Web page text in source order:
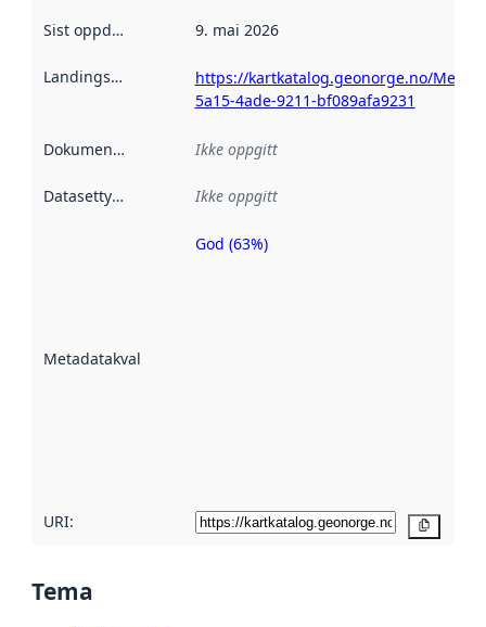
Sist oppdatert 9. mai 2026
Landingsside
https://kartkatalog.geonorge.no/
5a15-4ade-9211-bf089afa9231
Dokumentasjon Ikke oppgitt
Datasettype Ikke oppgitt
Metadatakvalitet
Metadatakvalitet
God (63%)
URI:
Tema